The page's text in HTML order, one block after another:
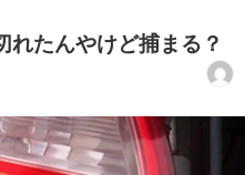
れたんやけど捕まる？